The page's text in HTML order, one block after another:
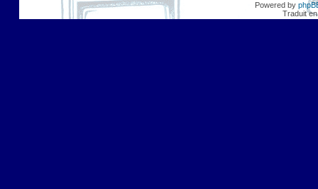
Powered by
Traduit